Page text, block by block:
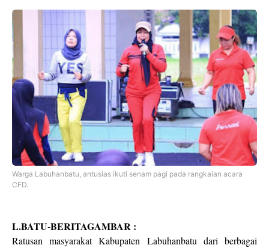
Warga Labuhanbatu, antusias ikuti senam pagi pada rangkaian acara
CFD.
L.BATU-BERITAGAMBAR :
Ratusan masyarakat Kabupaten Labuhanbatu dari berbagai